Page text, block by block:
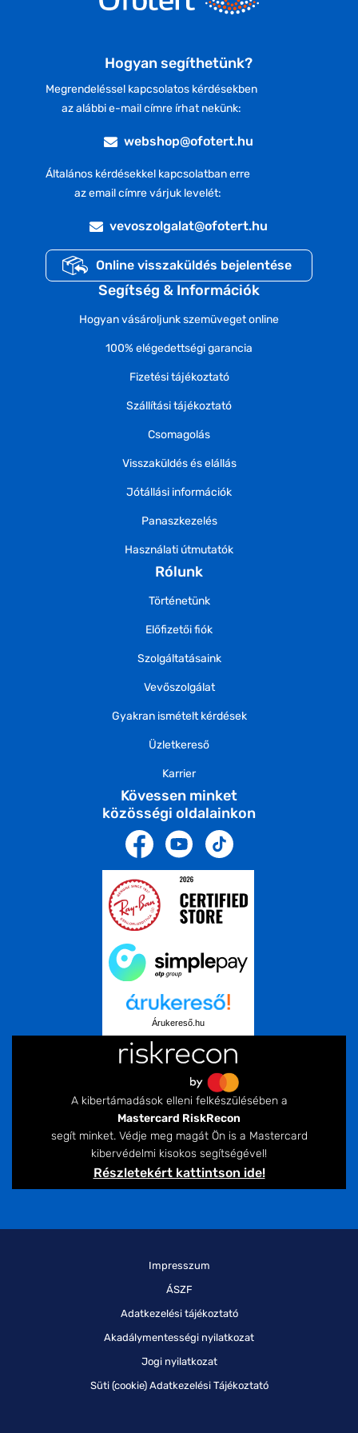
Hogyan segíthetünk?
Megrendeléssel kapcsolatos kérdésekben
az alábbi e-mail címre írhat nekünk:
webshop@ofotert.hu
Általános kérdésekkel kapcsolatban erre
az email címre várjuk levelét:
vevoszolgalat@ofotert.hu
Online visszaküldés bejelentése
Segítség & Információk
Hogyan vásároljunk szemüveget online
100% elégedettségi garancia
Fizetési tájékoztató
Szállítási tájékoztató
Csomagolás
Visszaküldés és elállás
Jótállási információk
Panaszkezelés
Használati útmutatók
Rólunk
Történetünk
Előfizetői fiók
Szolgáltatásaink
Vevőszolgálat
Gyakran ismételt kérdések
Üzletkereső
Karrier
Kövessen minket
közösségi oldalainkon
Árukereső.hu
A kibertámadások elleni felkészülésében a
Mastercard RiskRecon
segít minket. Védje meg magát Ön is a Mastercard
kibervédelmi kisokos segítségével!
Részletekért kattintson ide!
Impresszum
ÁSZF
Adatkezelési tájékoztató
Akadálymentességi nyilatkozat
Jogi nyilatkozat
Süti (cookie) Adatkezelési Tájékoztató